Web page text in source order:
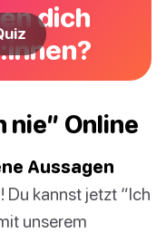
dich
nie” Online
Aussagen
Du kannst jetzt “Ich
unserem